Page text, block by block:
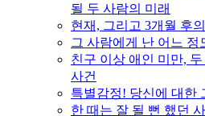
될 두 사람의 미래
현재, 그리고 3개월 후
그 사람에게 난 어느 정
친구 이상 애인 미만,
사건
특별감정! 당신에 대한
한 때는 잘 될 뻔 했던